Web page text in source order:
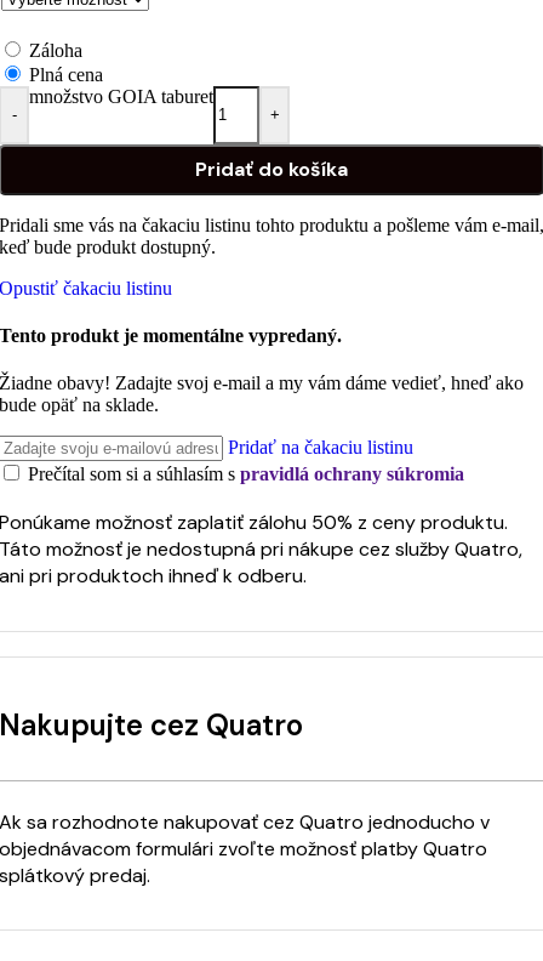
Záloha
Plná cena
-
množstvo GOIA taburet
+
Pridať do košíka
Pridali sme vás na čakaciu listinu tohto produktu a pošleme vám e-mail,
keď bude produkt dostupný.
Opustiť čakaciu listinu
Tento produkt je momentálne vypredaný.
Žiadne obavy! Zadajte svoj e-mail a my vám dáme vedieť, hneď ako
bude opäť na sklade.
Pridať na čakaciu listinu
Prečítal som si a súhlasím s pravidlá ochrany súkromia
Ponúkame možnosť zaplatiť zálohu 50% z ceny produktu.
Táto možnosť je nedostupná pri nákupe cez služby Quatro,
ani pri produktoch ihneď k odberu.
Nakupujte cez Quatro
Ak sa rozhodnote nakupovať cez Quatro jednoducho v
objednávacom formulári zvoľte možnosť platby Quatro
splátkový predaj.